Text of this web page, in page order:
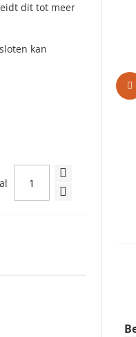
dit tot meer
kan